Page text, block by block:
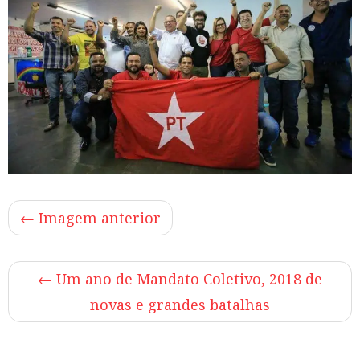
← Imagem anterior
← Um ano de Mandato Coletivo, 2018 de
novas e grandes batalhas